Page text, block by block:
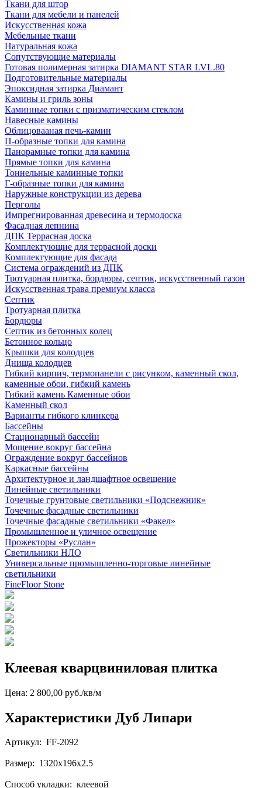
Ткани для штор
Ткани для мебели и панелей
Искусственная кожа
Мебельные ткани
Натуральная кожа
Сопутствующие материалы
Готовая полимерная затирка DIAMANT STAR LVL.80
Подготовительные материалы
Эпоксидная затирка Диамант
Камины и гриль зоны
Каминные топки с призматическим стеклом
Навесные камины
Облицовааная печь-камин
П-образные топки для камина
Панорамные топки для камина
Прямые топки для камина
Тоннельные каминные топки
Г-образные топки для камина
Наружные конструкции из дерева
Перголы
Импрегнированная древесина и термодоска
Фасадная лепнина
ДПК Террасная доска
Комплектующие для террасной доски
Комплектующие для фасада
Система ограждений из ДПК
Тротуарная плитка, бордюры, септик, искусственный газон
Искусственная трава премиум класса
Септик
Тротуарная плитка
Бордюры
Септик из бетонных колец
Бетонное кольцо
Крышки для колодцев
Днища колодцев
Гибкий кирпич, термопанели с рисунком, каменный скол,
каменные обои, гибкий камень
Гибкий камень Каменные обои
Каменный скол
Варианты гибкого клинкера
Бассейны
Стационарный бассейн
Мощение вокруг бассейна
Ограждение вокруг бассейнов
Каркасные бассейны
Архитектурное и ландшафтное освещение
Линейные светильники
Точечные грунтовые светильники «Подснежник»
Точечные фасадные светильники
Точечные фасадные светильники «Факел»
Промышленное и уличное освещение
Прожекторы «Руслан»
Светильники НЛО
Универсальные промышленно-торговые линейные
светильники
FineFloor Stone
Клеевая кварцвиниловая плитка
Цена: 2 800,00 руб./кв/м
Характеристики Дуб Липари
Артикул: FF-2092
Размер: 1320x196x2.5
Способ укладки: клеевой